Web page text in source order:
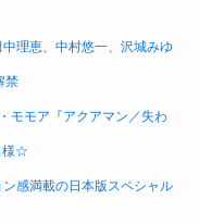
理恵、中村悠一、沢城みゆ
禁
モモア『アクアマン／失わ
様☆
ン感満載の日本版スペシャル